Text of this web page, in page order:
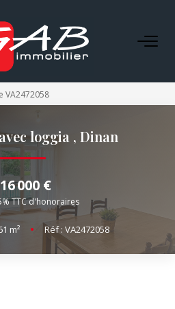
LOUER
SYNDIC
VA2472058
loggia , Dinan
000 €
TTC d'honoraires
m² • Réf : VA2472058